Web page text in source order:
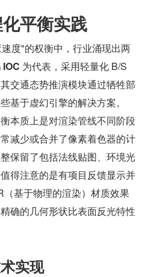
平衡实践
度"的权衡中，行业涌现出两
IOC 为代表，采用轻量化 B/S
交通态势推演模块通过牺牲部
基于虚幻引擎的解决方案。
本质上是对渲染管线不同阶段
减少或合并了像素着色器的计
保留了包括法线贴图、环境光
得注意的是有项目反馈显示并
基于物理的渲染）材质效果
确的几何形状比表面反光特性
实现